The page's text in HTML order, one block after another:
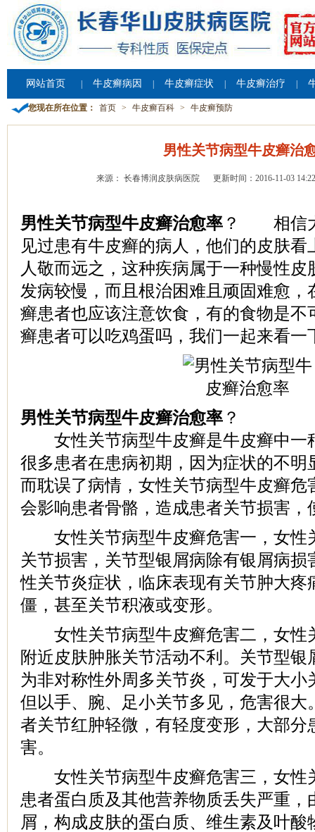
网站首页 牛皮癣病因 牛皮癣症状 牛皮癣治疗
您现在所在位置： 首页 > 牛皮癣百科 > 牛皮癣预防
男性关节病型牛皮癣治
来源： 长春博润皮肤病医院 更新时间：2016-11-03
男性关节病型牛皮癣治愈率 ？ 相信大
见过患有牛皮癣的病人，他们的皮肤
人敬而远之，这种疾病属于一种慢性
发病较慢，而且根治困难且顽固难愈，
癣患者也应该注意饮食，有的食物是不
癣患者可以吃鸡蛋吗，我们一起来看一
男性关节病型牛皮癣治愈率 ？
女性关节病型牛皮癣是牛皮癣中一
很多患者在患病初期，因为症状的不明
而耽误了病情，女性关节病型牛皮癣危
会影响患者骨骼，造成患者关节损害，
女性关节病型牛皮癣危害一，女性
关节损害，关节型银屑病除有银屑病损
性关节炎症状，临床表现有关节肿大疼
僵，甚至关节积液或变形。
女性关节病型牛皮癣危害二，女性
附近皮肤肿胀关节活动不利。关节型银
为非对称性外周多关节炎，可发于大小
但以手、腕、足小关节多见，危害很大
者关节红肿轻微，有轻度变形，大部分
害。
女性关节病型牛皮癣危害三，女性
患者蛋白质及其他营养物质丢失严重，
屑，构成皮肤的蛋白质、维生素及叶酸